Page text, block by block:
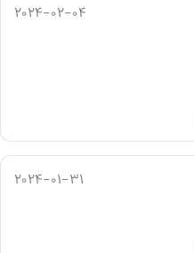
2024-02-04
2024-01-31